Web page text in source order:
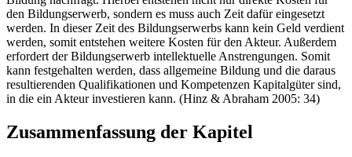
den Bildungserwerb, sondern es muss auch Zeit dafür eingesetzt
werden. In dieser Zeit des Bildungserwerbs kann kein Geld verdient
werden, somit entstehen weitere Kosten für den Akteur. Außerdem
erfordert der Bildungserwerb intellektuelle Anstrengungen. Somit
kann festgehalten werden, dass allgemeine Bildung und die daraus
resultierenden Qualifikationen und Kompetenzen Kapitalgüter sind,
in die ein Akteur investieren kann. (Hinz & Abraham 2005: 34)
Zusammenfassung der Kapitel